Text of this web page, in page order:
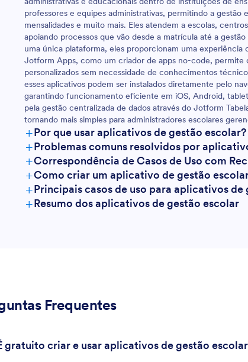
pessoas por link ou convite por e-
seus quizzes online para outro
um app personalizado que
em qualquer lugar.
com rapidez e
para Tutoria
professores e equipes administrativas, permitindo a
mensalidades e muito mais. Eles atendem a escolas,
apoiando processos que vão desde a matrícula até a
uma única plataforma, eles proporcionam uma experiência
Jotform Apps, como um criador de apps no-code, permite
personalizados sem necessidade de conhecimentos
esses aplicativos podem ser instalados diretamente pelo
garantindo funcionamento eficiente em iOS, Android,
pela gestão centralizada de dados através do Jotform
tornando mais simples para administradores escolares
+Por que usar aplicativos de gestão escolar?
+Problemas comuns resolvidos por
+Correspondência de Casos de Uso com
+Como criar um aplicativo de gestão
+Principais casos de uso para aplicativos de
Para gestores
Para clientes
+Resumo dos aplicativos de gestão escolar
Frequentes
gratuito criar e usar aplicativos de gestão